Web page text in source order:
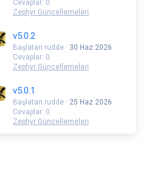
Cevaplar: 0
Zephyr Güncellemeleri
v5.0.2
Başlatan rudde
30 Haz 2026
Cevaplar: 0
Zephyr Güncellemeleri
v5.0.1
Başlatan rudde
25 Haz 2026
Cevaplar: 0
Zephyr Güncellemeleri